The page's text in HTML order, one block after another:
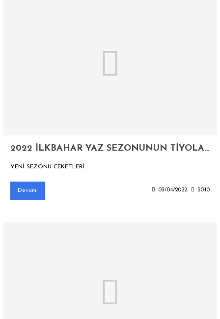
2022 İLKBAHAR YAZ SEZONUNUN TİYOLARI
YENİ SEZONU CEKETLERİ
Devamı 03/04/2022 20:10